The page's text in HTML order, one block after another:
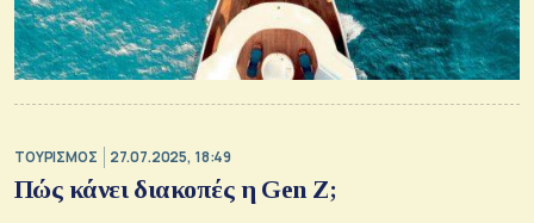
ΤΟΥΡΙΣΜΟΣ 27.07.2025, 18:49
Πώς κάνει διακοπές η Gen Z;